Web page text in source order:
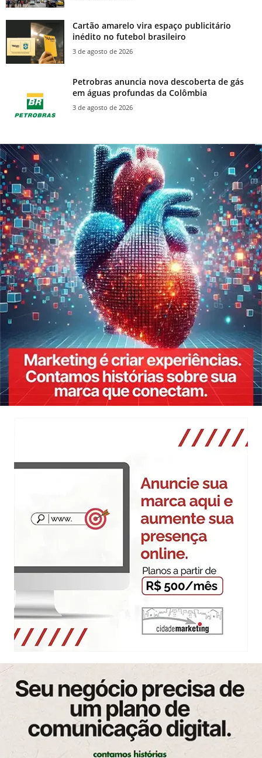
Cartão amarelo vira espaço publicitário
inédito no futebol brasileiro
3 de agosto de 2026
Petrobras anuncia nova descoberta de gás
em águas profundas da Colômbia
3 de agosto de 2026